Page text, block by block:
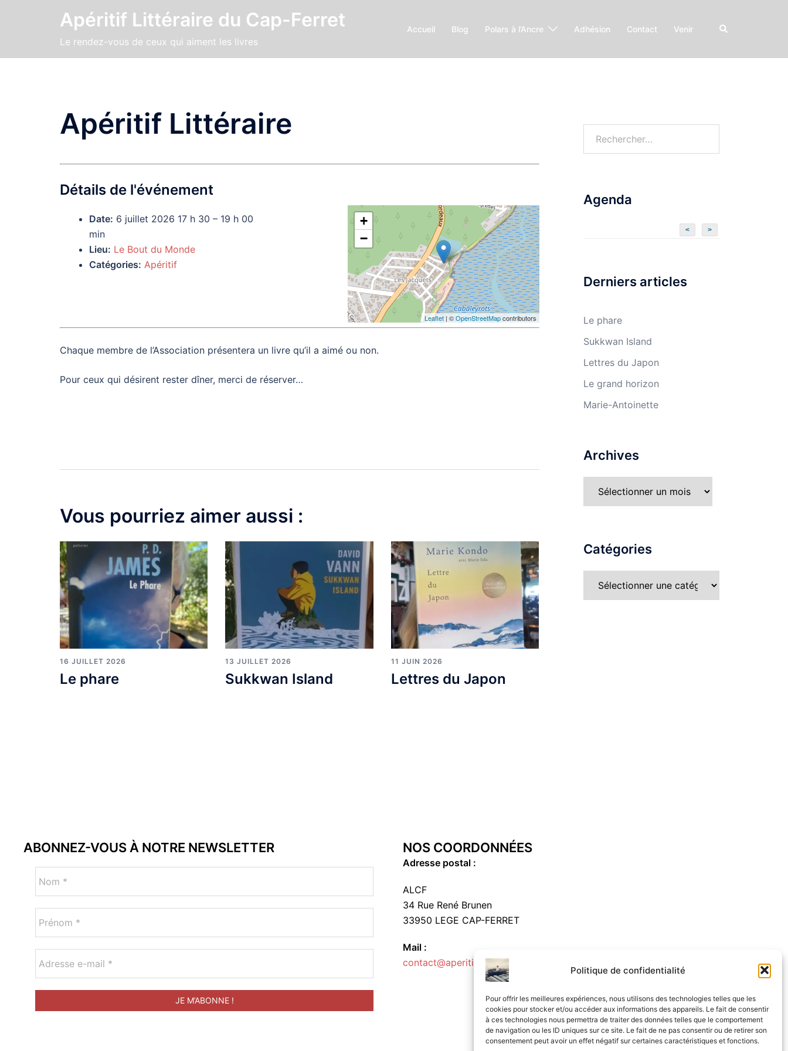
Politique de confidentialité
Pour offrir les meilleures expériences, nous utilisons des technologies telles que les
cookies pour stocker et/ou accéder aux informations des appareils. Le fait de consentir
à ces technologies nous permettra de traiter des données telles que le comportement
de navigation ou les ID uniques sur ce site. Le fait de ne pas consentir ou de retirer son
consentement peut avoir un effet négatif sur certaines caractéristiques et fonctions.
Apéritif Littéraire du Cap-Ferret
Le rendez-vous de ceux qui aiment les livres
Accueil Blog Polars à l’Ancre Adhésion Contact Venir Rechercher
Apéritif Littéraire
Détails de l'événement
Date: 6 juillet 2026 17 h 30 – 19 h 00
min
Lieu: Le Bout du Monde
Catégories: Apéritif
+
−
Leaflet| ©OpenStreetMapcontributors
Chaque membre de l’Association présentera un livre qu’il a aimé ou non.
Pour ceux qui désirent rester dîner, merci de réserver…
d’article
Vous pourriez aimer aussi :
16 JUILLET 2026
Le phare
13 JUILLET 2026
Sukkwan Island
11 JUIN 2026
Lettres du Japon
Agenda
< >
Derniers articles
Le phare
Sukkwan Island
Lettres du Japon
Le grand horizon
Marie-Antoinette
Archives
Catégories
ABONNEZ-VOUS À NOTRE NEWSLETTER NOS COORDONNÉES
Adresse postal :
ALCF
34 Rue René Brunen
33950 LEGE CAP-FERRET
Mail :
contact@aperitif-litteraire-cap-ferret.fr